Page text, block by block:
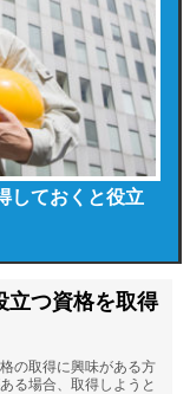
しておくと役立
立つ資格を取得
の取得に興味がある方
る場合、取得しようと